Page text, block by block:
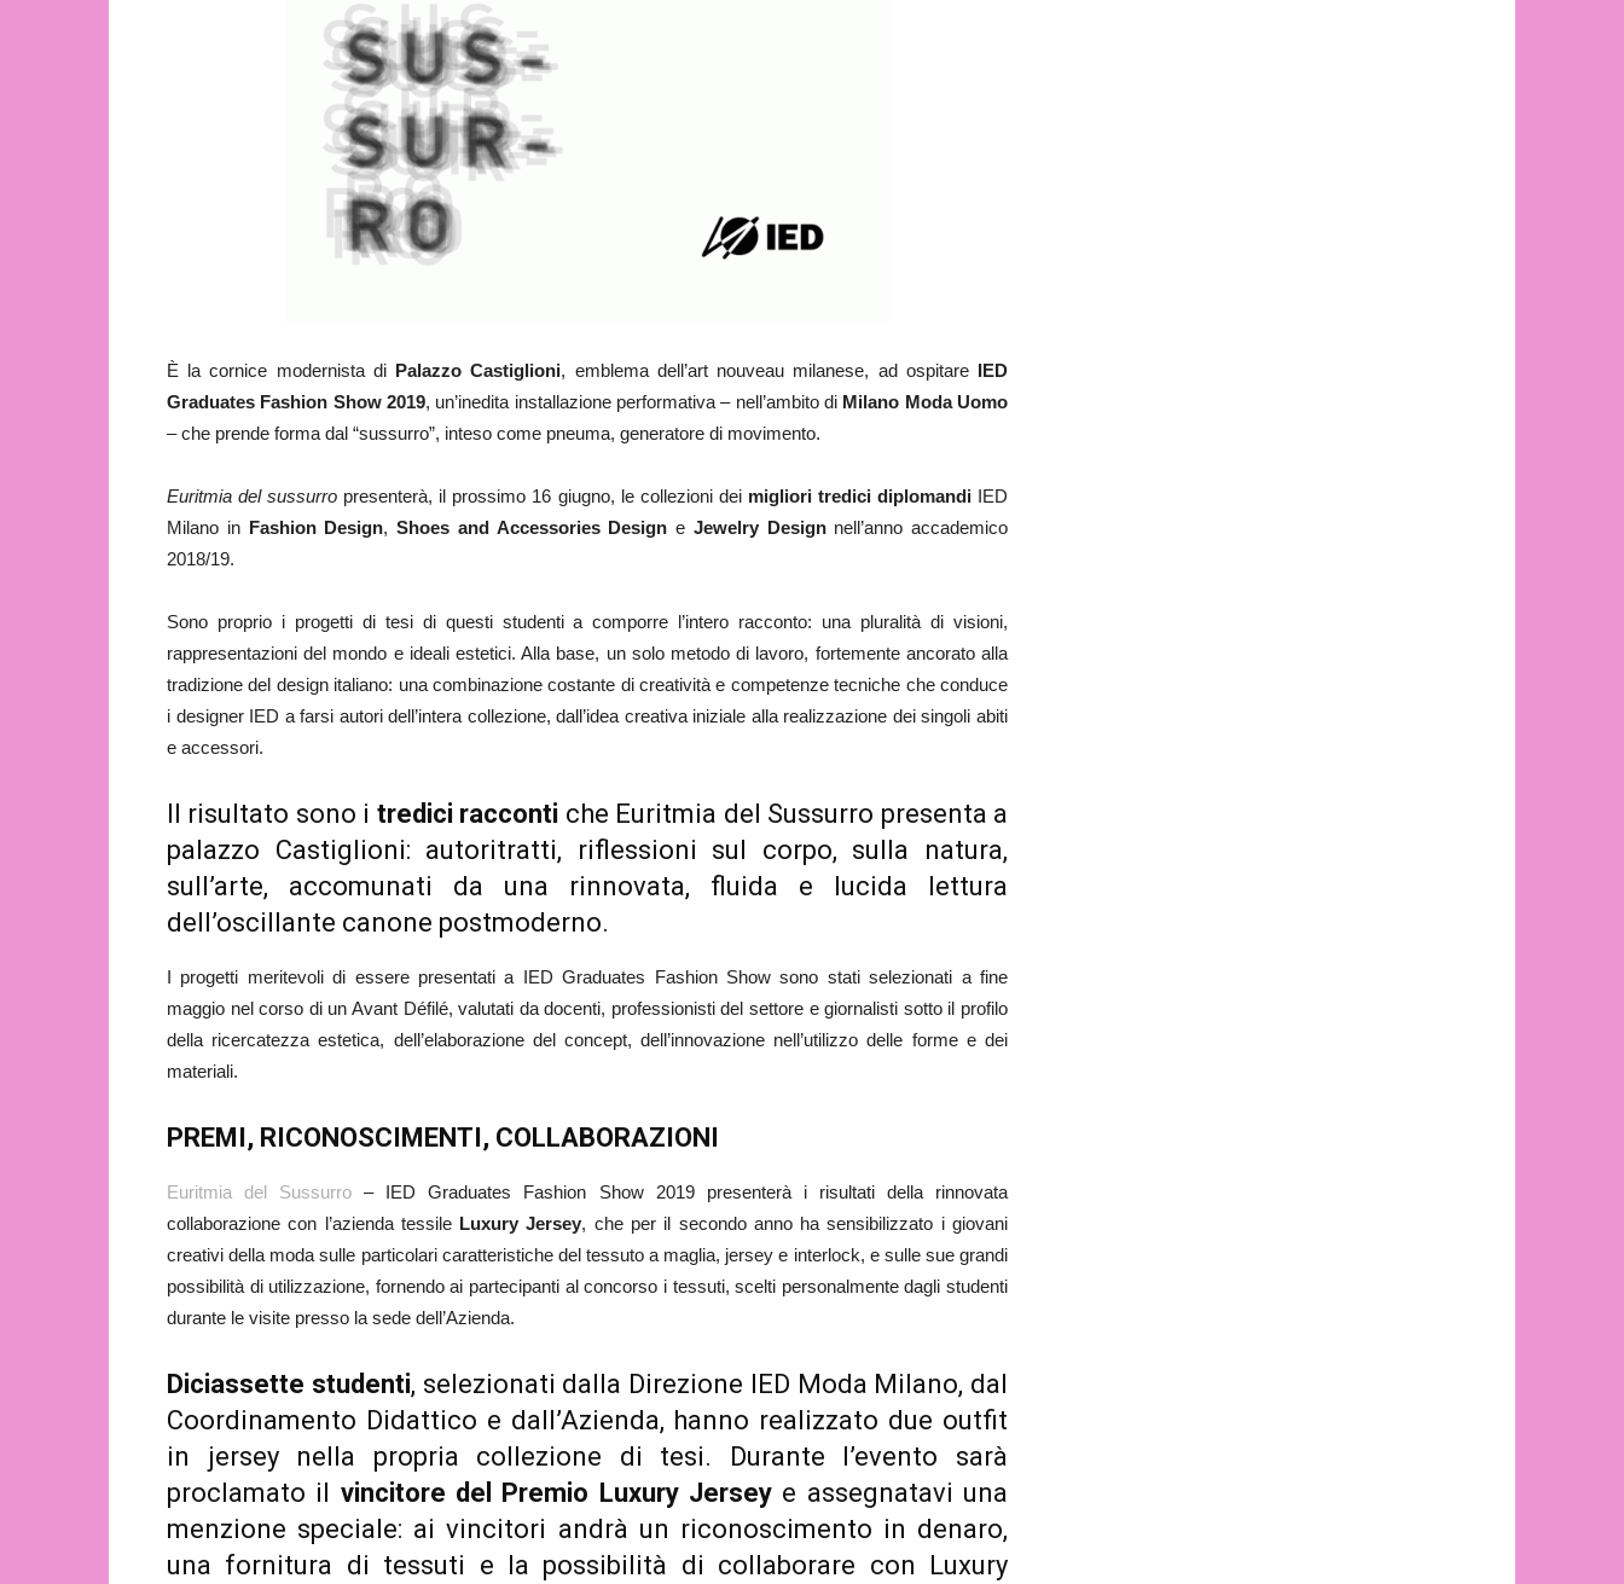
È la cornice modernista di Palazzo Castiglioni, emblema dell’art nouveau milanese, ad ospitare IED
Graduates Fashion Show 2019, un’inedita installazione performativa – nell’ambito di Milano Moda Uomo
– che prende forma dal “sussurro”, inteso come pneuma, generatore di movimento.
Euritmia del sussurro presenterà, il prossimo 16 giugno, le collezioni dei migliori tredici diplomandiIED
Milano in Fashion Design, Shoes and Accessories Design e Jewelry Designnell’anno accademico
2018/19.
Sono proprio i progetti di tesi di questi studenti a comporre l’intero racconto: una pluralità di visioni,
rappresentazioni del mondo e ideali estetici. Alla base, un solo metodo di lavoro, fortemente ancorato alla
tradizione del design italiano: una combinazione costante di creatività e competenze tecniche che conduce
i designer IED a farsi autori dell’intera collezione, dall’idea creativa iniziale alla realizzazione dei singoli abiti
e accessori.
Il risultato sono i tredici racconti che Euritmia del Sussurro presenta a
palazzo Castiglioni: autoritratti, riflessioni sul corpo, sulla natura,
sull’arte, accomunati da una rinnovata, fluida e lucida lettura
dell’oscillante canone postmoderno.
I progetti meritevoli di essere presentati a IED Graduates Fashion Show sono stati selezionati a fine
maggio nel corso di un Avant Défilé, valutati da docenti, professionisti del settore e giornalisti sotto il profilo
della ricercatezza estetica, dell’elaborazione del concept, dell’innovazione nell’utilizzo delle forme e dei
materiali.
PREMI, RICONOSCIMENTI, COLLABORAZIONI
Euritmia del Sussurro – IED Graduates Fashion Show 2019 presenterà i risultati della rinnovata
collaborazione con l’azienda tessile Luxury Jersey, che per il secondo anno ha sensibilizzato i giovani
creativi della moda sulle particolari caratteristiche del tessuto a maglia, jersey e interlock, e sulle sue grandi
possibilità di utilizzazione, fornendo ai partecipanti al concorso i tessuti, scelti personalmente dagli studenti
durante le visite presso la sede dell’Azienda.
Diciassette studenti, selezionati dalla Direzione IED Moda Milano, dal
Coordinamento Didattico e dall’Azienda, hanno realizzato due outfit
in jersey nella propria collezione di tesi. Durante l’evento sarà
proclamato il vincitore del Premio Luxury Jersey e assegnatavi una
menzione speciale: ai vincitori andrà un riconoscimento in denaro,
una fornitura di tessuti e la possibilità di collaborare con Luxury